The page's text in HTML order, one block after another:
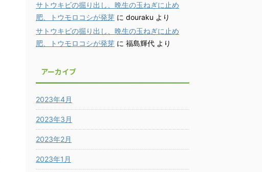
サトウキビの掘り出し、晩生の玉ねぎに止め
肥、トウモロコシが発芽 に douraku より
サトウキビの掘り出し、晩生の玉ねぎに止め
肥、トウモロコシが発芽 に 福島輝代 より
アーカイブ
2023年4月
2023年3月
2023年2月
2023年1月